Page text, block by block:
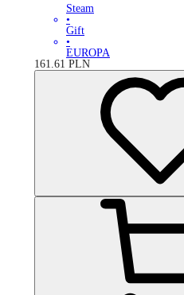
Steam
•
Gift
•
EUROPA
161.61 PLN